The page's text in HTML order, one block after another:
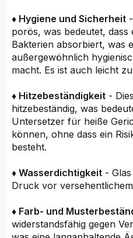
♦ Hygiene und Sicherheit
porös, was bedeutet, dass
Bakterien absorbiert, was
außergewöhnlich
macht. Es ist auch leicht
♦ Hitzebeständigkeit -
hitzebeständig, was
Untersetzer für heiße
können, ohne dass ein
besteht.
♦ Wasserdichtigkeit -
Druck vor
♦ Farb- und
widerstandsfähig gegen